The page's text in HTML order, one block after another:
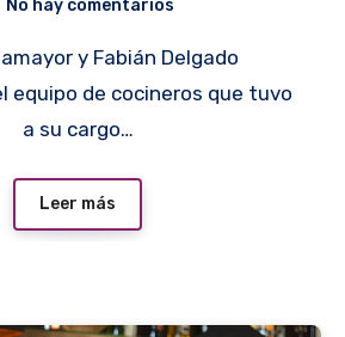
No hay comentarios
equipo de cocineros que tuvo
a su cargo…
Leer más